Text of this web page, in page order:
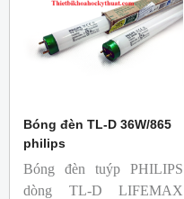
Bóng đèn TL-D 36W/865
philips
Bóng đèn tuýp PHILIPS
dòng TL-D LIFEMAX